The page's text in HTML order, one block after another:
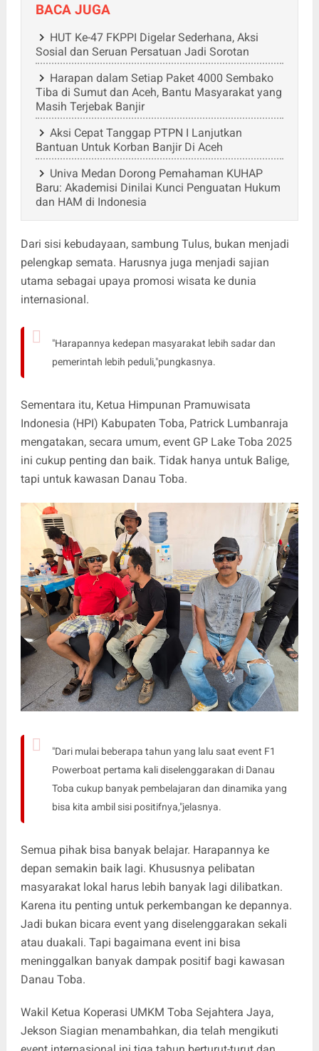
BACA JUGA
HUT Ke-47 FKPPI Digelar Sederhana, Aksi
Sosial dan Seruan Persatuan Jadi Sorotan
Harapan dalam Setiap Paket 4000 Sembako
Tiba di Sumut dan Aceh, Bantu Masyarakat yang
Masih Terjebak Banjir
Aksi Cepat Tanggap PTPN I Lanjutkan
Bantuan Untuk Korban Banjir Di Aceh
Univa Medan Dorong Pemahaman KUHAP
Baru: Akademisi Dinilai Kunci Penguatan Hukum
dan HAM di Indonesia
Dari sisi kebudayaan, sambung Tulus, bukan menjadi
pelengkap semata. Harusnya juga menjadi sajian
utama sebagai upaya promosi wisata ke dunia
internasional.
"Harapannya kedepan masyarakat lebih sadar dan
pemerintah lebih peduli,"pungkasnya.
Sementara itu, Ketua Himpunan Pramuwisata
Indonesia (HPI) Kabupaten Toba, Patrick Lumbanraja
mengatakan, secara umum, event GP Lake Toba 2025
ini cukup penting dan baik. Tidak hanya untuk Balige,
tapi untuk kawasan Danau Toba.
"Dari mulai beberapa tahun yang lalu saat event F1
Powerboat pertama kali diselenggarakan di Danau
Toba cukup banyak pembelajaran dan dinamika yang
bisa kita ambil sisi positifnya,"jelasnya.
Semua pihak bisa banyak belajar. Harapannya ke
depan semakin baik lagi. Khususnya pelibatan
masyarakat lokal harus lebih banyak lagi dilibatkan.
Karena itu penting untuk perkembangan ke depannya.
Jadi bukan bicara event yang diselenggarakan sekali
atau duakali. Tapi bagaimana event ini bisa
meninggalkan banyak dampak positif bagi kawasan
Danau Toba.
Wakil Ketua Koperasi UMKM Toba Sejahtera Jaya,
Jekson Siagian menambahkan, dia telah mengikuti